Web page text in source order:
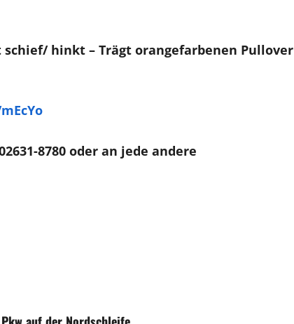
schief/ hinkt – Trägt orangefarbenen Pullover
8780 oder an jede andere